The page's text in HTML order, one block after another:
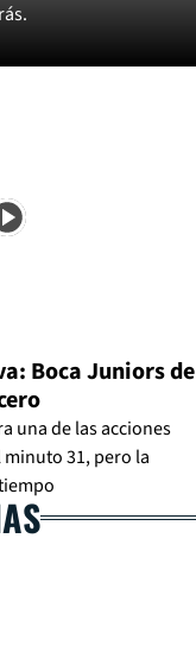
Boca Juniors de
una de las acciones
31, pero la